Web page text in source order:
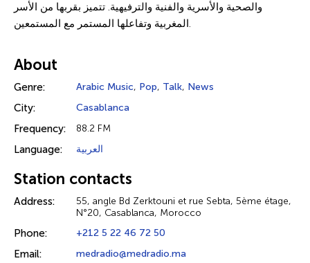
والصحية والأسرية والفنية والترفيهية. تتميز بقربها من الأسر
المغربية وتفاعلها المستمر مع المستمعين.
About
Genre: Arabic Music, Pop, Talk, News
City: Casablanca
Frequency: 88.2 FM
Language: العربية
Station contacts
Address:
55, angle Bd Zerktouni et rue Sebta, 5ème étage,
N°20, Casablanca, Morocco
Phone: +212 5 22 46 72 50
Email: medradio@medradio.ma